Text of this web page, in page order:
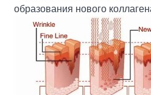
образования нового